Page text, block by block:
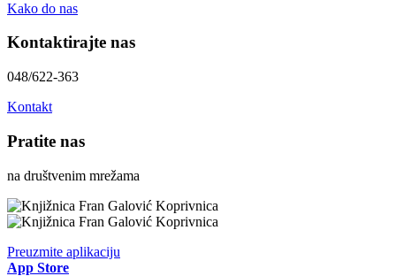
Kako do nas
Kontaktirajte nas
048/622-363
Kontakt
Pratite nas
na društvenim mrežama
Preuzmite aplikaciju
App Store